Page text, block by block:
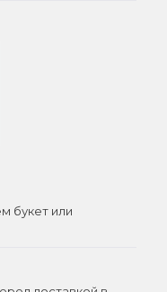
букет или